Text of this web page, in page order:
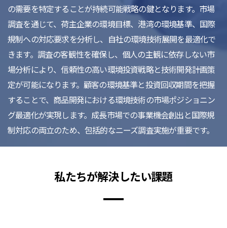
の需要を特定することが持続可能戦略の鍵となります。市場
調査を通じて、荷主企業の環境目標、港湾の環境基準、国際
規制への対応要求を分析し、自社の環境技術展開を最適化で
きます。調査の客観性を確保し、個人の主観に依存しない市
場分析により、信頼性の高い環境投資戦略と技術開発計画策
定が可能になります。顧客の環境基準と投資回収期間を把握
することで、商品開発における環境技術の市場ポジショニン
グ最適化が実現します。成長市場での事業機会創出と国際規
制対応の両立のため、包括的なニーズ調査実施が重要です。
私たちが解決したい課題